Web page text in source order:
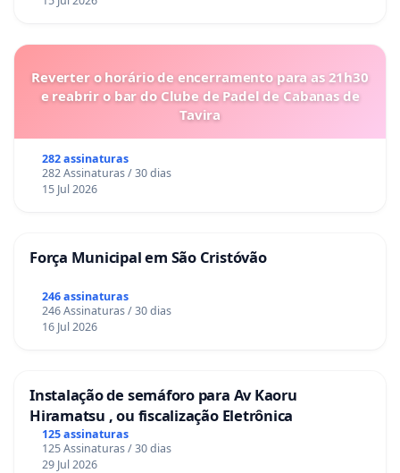
Reverter o horário de encerramento para as 21h30
e reabrir o bar do Clube de Padel de Cabanas de
Tavira
282 assinaturas
282 Assinaturas / 30 dias
15 Jul 2026
Força Municipal em São Cristóvão
246 assinaturas
246 Assinaturas / 30 dias
16 Jul 2026
Instalação de semáforo para Av Kaoru
Hiramatsu , ou fiscalização Eletrônica
125 assinaturas
125 Assinaturas / 30 dias
29 Jul 2026